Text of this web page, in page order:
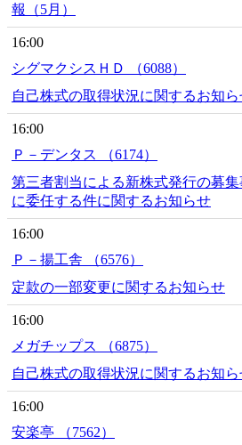
報（5月）
16:00
シグマクシスＨＤ （6088）
自己株式の取得状況に関するお知ら
16:00
Ｐ－デンタス （6174）
第三者割当による新株式発行の募
に委任する件に関するお知らせ
16:00
Ｐ－揚工舎 （6576）
定款の一部変更に関するお知らせ
16:00
メガチップス （6875）
自己株式の取得状況に関するお知ら
16:00
安楽亭 （7562）